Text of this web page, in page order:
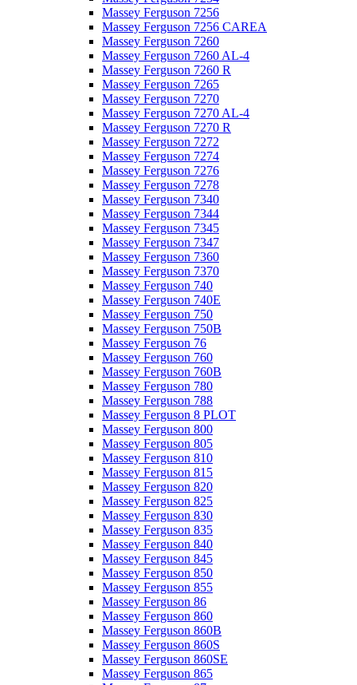
Massey Ferguson 7256
Massey Ferguson 7256 CAREA
Massey Ferguson 7260
Massey Ferguson 7260 AL-4
Massey Ferguson 7260 R
Massey Ferguson 7265
Massey Ferguson 7270
Massey Ferguson 7270 AL-4
Massey Ferguson 7270 R
Massey Ferguson 7272
Massey Ferguson 7274
Massey Ferguson 7276
Massey Ferguson 7278
Massey Ferguson 7340
Massey Ferguson 7344
Massey Ferguson 7345
Massey Ferguson 7347
Massey Ferguson 7360
Massey Ferguson 7370
Massey Ferguson 740
Massey Ferguson 740E
Massey Ferguson 750
Massey Ferguson 750B
Massey Ferguson 76
Massey Ferguson 760
Massey Ferguson 760B
Massey Ferguson 780
Massey Ferguson 788
Massey Ferguson 8 PLOT
Massey Ferguson 800
Massey Ferguson 805
Massey Ferguson 810
Massey Ferguson 815
Massey Ferguson 820
Massey Ferguson 825
Massey Ferguson 830
Massey Ferguson 835
Massey Ferguson 840
Massey Ferguson 845
Massey Ferguson 850
Massey Ferguson 855
Massey Ferguson 86
Massey Ferguson 860
Massey Ferguson 860B
Massey Ferguson 860S
Massey Ferguson 860SE
Massey Ferguson 865